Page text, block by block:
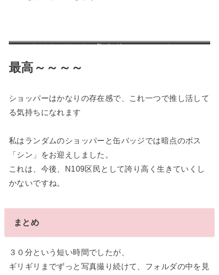
ポストカードセット ショッパー
缶バッジ
最高～～～～
ショッパーはかなりの存在感で、これ一つで推し活して
る気持ちになれます
私はランダムのショッパーと缶バッジでは暗点のボス
「シン」をお迎えしました。
これは、今後、N109区民として誇り高く生きていくし
かないですね。
まとめ
３０分という短い時間でしたが、
ギリギリまでずっと写真撮り続けて、フォルダの中を見